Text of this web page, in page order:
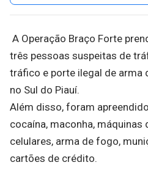
A Operação Braço Forte
três pessoas suspeitas de
tráfico e porte ilegal de arma
no Sul do Piauí.
Além disso, foram
cocaína, maconha,
celulares, arma de fogo,
cartões de crédito.